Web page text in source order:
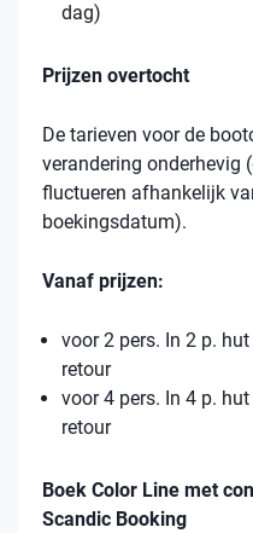
dag)
Prijzen overtocht
De tarieven voor de
verandering onderhevig
fluctueren afhankelijk
boekingsdatum).
Vanaf prijzen:
voor 2 pers. In 2 p.
retour
voor 4 pers. In 4 p.
retour
Boek Color Line met
Scandic Booking